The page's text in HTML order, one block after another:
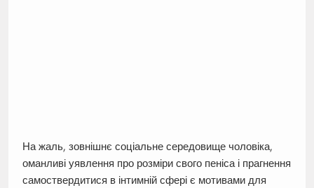
На жаль, зовнішнє соціальне середовище чоловіка,
оманливі уявлення про розміри свого пеніса і прагнення
самоствердитися в інтимній сфері є мотивами для